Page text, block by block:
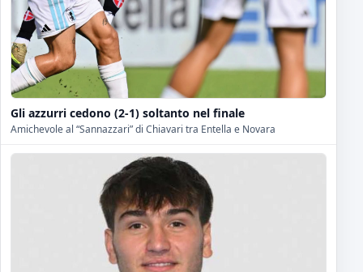
Gli azzurri cedono (2-1) soltanto nel finale
Amichevole al “Sannazzari” di Chiavari tra Entella e Novara